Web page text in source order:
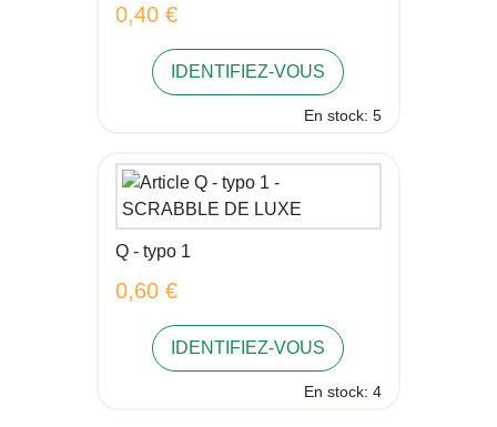
0,40 €
IDENTIFIEZ-VOUS
En stock: 5
Q - typo 1
0,60 €
IDENTIFIEZ-VOUS
En stock: 4